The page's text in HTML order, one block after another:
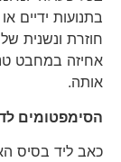
בתנועות ידיים
חוזרת ונשנית
אחיזה במחבט
אותה.
הסימפטומים
כאב ליד בסיס